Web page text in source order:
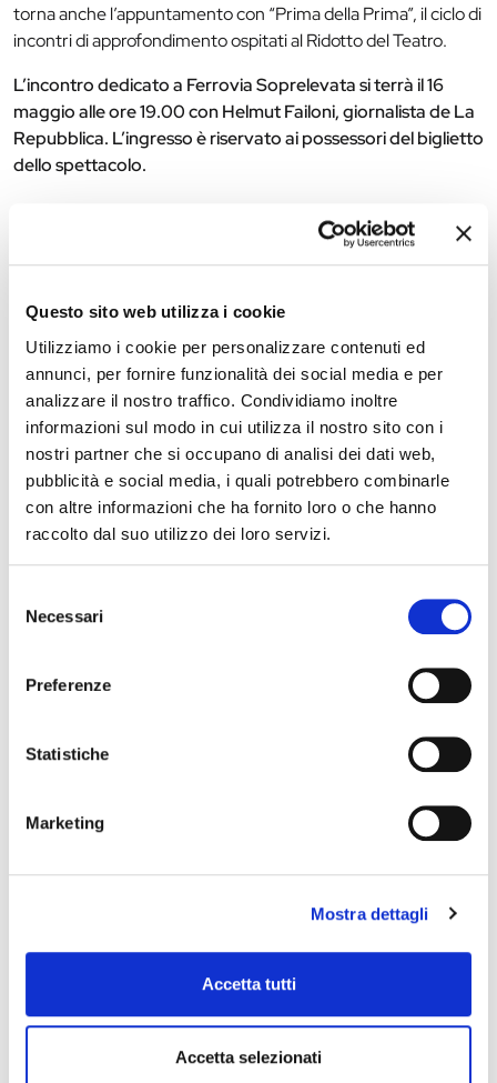
Questo sito web utilizza i cookie
Utilizziamo i cookie per personalizzare contenuti ed
annunci, per fornire funzionalità dei social media e per
analizzare il nostro traffico. Condividiamo inoltre
informazioni sul modo in cui utilizza il nostro sito con i
nostri partner che si occupano di analisi dei dati web,
pubblicità e social media, i quali potrebbero combinarle
con altre informazioni che ha fornito loro o che hanno
raccolto dal suo utilizzo dei loro servizi.
delNecessari
Preferenze
Statistiche
Marketing
Mostra dettagli
Accetta tutti
Accetta selezionati
torna anche l’appuntamento con “Prima della Prima”, il ciclo di
incontri di approfondimento ospitati al Ridotto del Teatro.
L’incontro dedicato a Ferrovia Soprelevata si terrà il 16
maggio alle ore 19.00 con Helmut Failoni, giornalista de La
Repubblica. L’ingresso è riservato ai possessori del biglietto
dello spettacolo.
Fondazione Teatro Comunale di Ferrara
The editorial team is not responsible for any inaccuracies or
changes in the program of events reported. In case of
cancellation, variation, modification of the information of an
event you can write toinfotur@comune.fe.it.